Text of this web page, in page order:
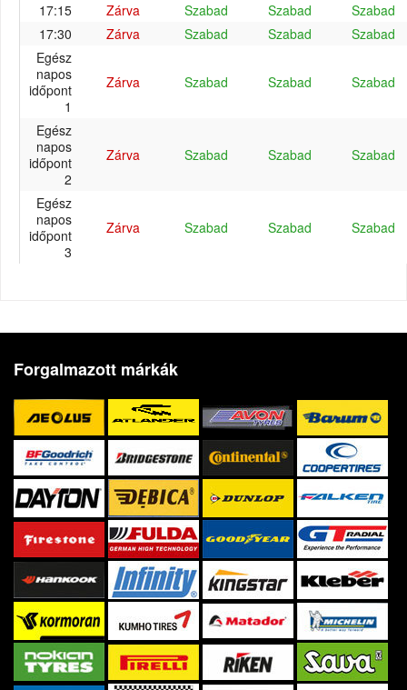
17:15
Zárva Szabad Szabad
Szabad
17:30
Zárva Szabad Szabad
Szabad
Egész
napos
időpont
1
Zárva Szabad Szabad Szabad
Egész
napos
időpont
2
Zárva Szabad Szabad Szabad
Egész
napos
időpont
3
Zárva Szabad Szabad Szabad
Forgalmazott márkák